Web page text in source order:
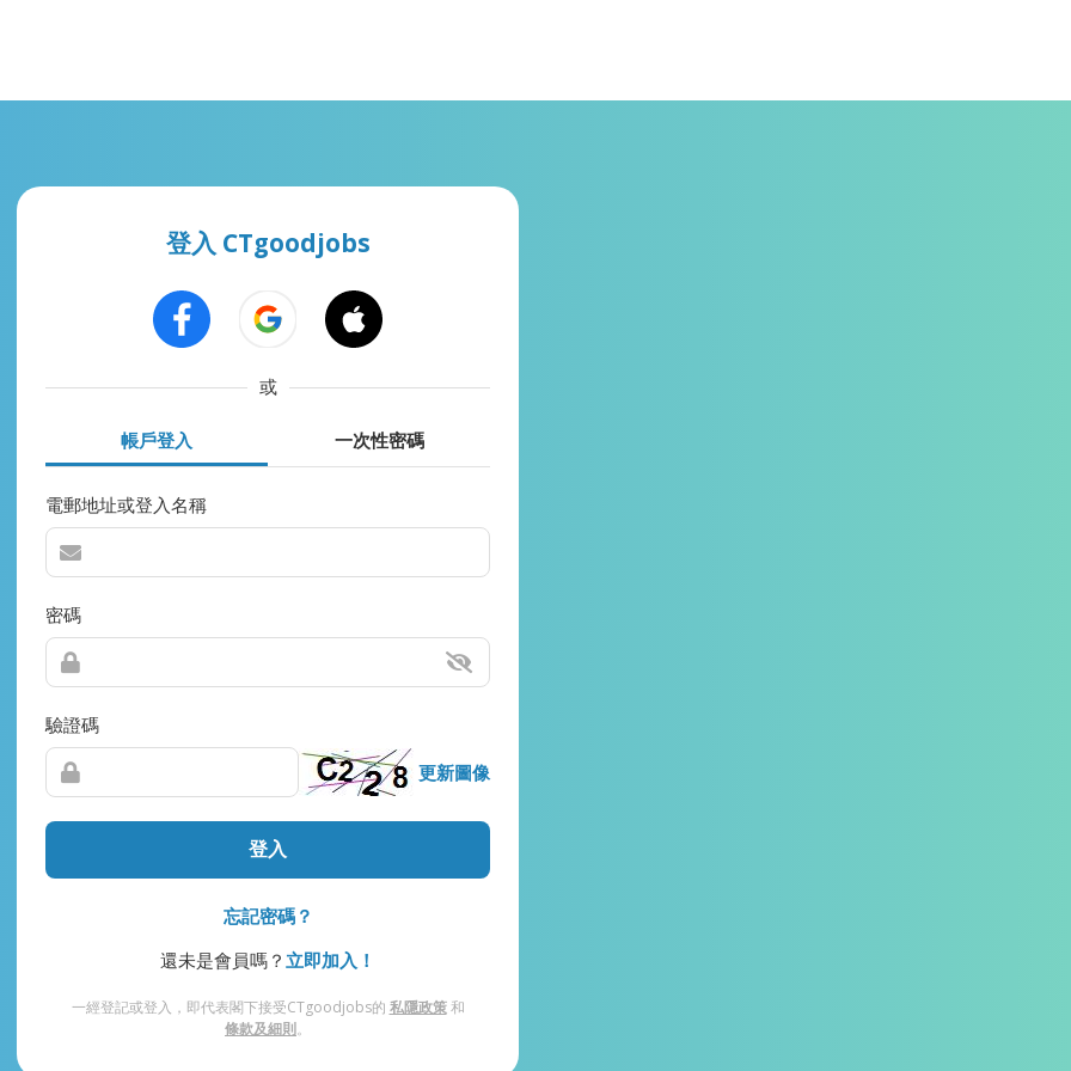
登入 CTgoodjobs
或
帳戶登入 一次性密碼
電郵地址或登入名稱
密碼
驗證碼
更新圖像
登入
忘記密碼？
還未是會員嗎？ 立即加入！
一經登記或登入，即代表閣下接受CTgoodjobs的 私隱政策和
條款及細則。